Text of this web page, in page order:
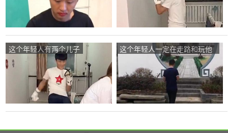
这个年轻人有两个儿子
这个年轻人一定在走路和玩他